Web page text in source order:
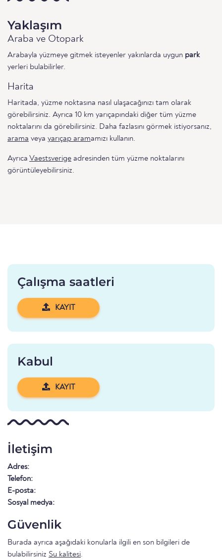
Yaklaşım
Araba ve Otopark
Arabayla yüzmeye gitmek isteyenler yakınlarda uygun park
yerleri bulabilirler.
Harita
Haritada, yüzme noktasına nasıl ulaşacağınızı tam olarak
görebilirsiniz. Ayrıca 10 km yarıçapındaki diğer tüm yüzme
noktalarını da görebilirsiniz. Daha fazlasını görmek istiyorsanız,
arama veya yarıçap aramamızı kullanın.
Ayrıca Vaestsverige adresinden tüm yüzme noktalarını
görüntüleyebilirsiniz.
Çalışma saatleri
KAYIT
Kabul
KAYIT
İletişim
Adres:
Telefon:
E-posta:
Sosyal medya:
Güvenlik
Burada ayrıca aşağıdaki konularla ilgili en son bilgileri de
bulabilirsiniz Su kalitesi.